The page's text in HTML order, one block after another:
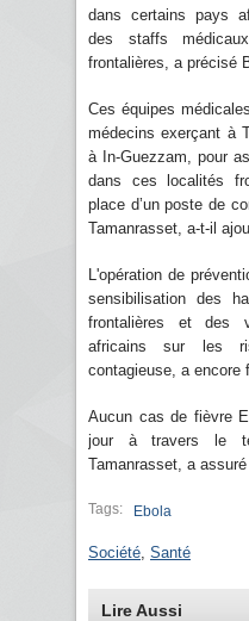
dans certains pays
des staffs
frontalières, a précisé
Ces équipes
médecins exerçant à
à In-Guezzam, pour
dans ces localités
place d’un poste de
Tamanrasset, a-t-il
L'opération de
sensibilisation des
frontalières et des
africains sur les
contagieuse, a encore
Aucun cas de fièvre
jour à travers le
Tamanrasset, a
Tags: Ebola
Société Santé
Lire Aussi